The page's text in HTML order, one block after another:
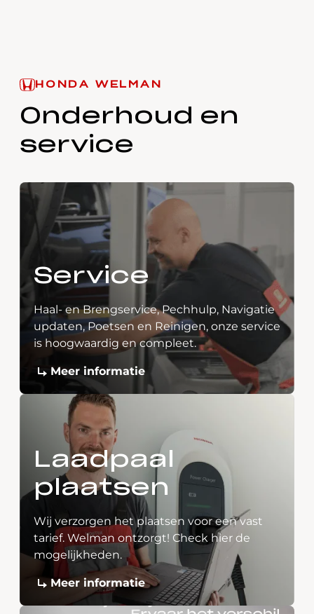
HONDA WELMAN
Onderhoud en
service
Service
Haal- en Brengservice, Pechhulp, Navigatie
updaten, Poetsen en Reinigen, onze service
is hoogwaardig en compleet.
Meer informatie
Laadpaal
plaatsen
Wij verzorgen het plaatsen voor een vast
tarief. Welman ontzorgt! Check hier de
mogelijkheden.
Meer informatie